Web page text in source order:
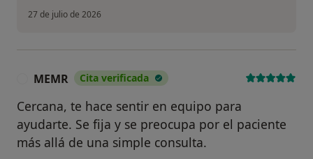
27 de julio de 2026
MEMR Cita verificada
Cercana, te hace sentir en equipo para
ayudarte. Se fija y se preocupa por el paciente
más allá de una simple consulta.